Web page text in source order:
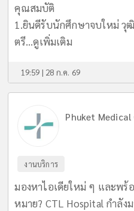
คุณสมบัติ
1.ยินดีรับนักศึกษาจบใหม่ วุ
ตรี...ดูเพิ่มเติม
19:59 | 28 ก.ค. 69
Phuket Medical
งานบริการ
มองหาไอเดียใหม่ ๆ และพร้
หมาย? CTL Hospital กำลัง